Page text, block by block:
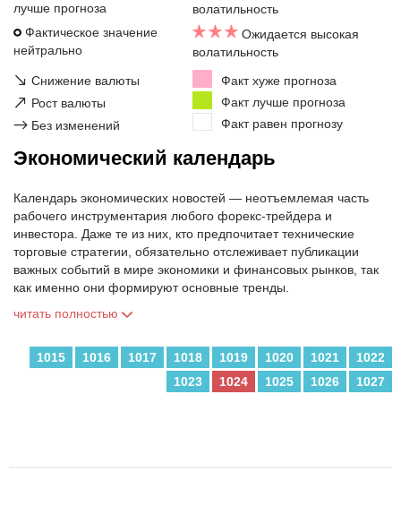
лучше прогноза
Фактическое значение
нейтрально
волатильность
Ожидается высокая
волатильность
↘ Снижение валюты
↗ Рост валюты
→ Без изменений
Факт хуже прогноза
Факт лучше прогноза
Факт равен прогнозу
Экономический календарь
Календарь экономических новостей — неотъемлемая часть
рабочего инструментария любого форекс-трейдера и
инвестора. Даже те из них, кто предпочитает технические
торговые стратегии, обязательно отслеживает публикации
важных событий в мире экономики и финансовых рынков, так
как именно они формируют основные тренды.
читать полностью
1015 1016 1017 1018 1019 1020 1021
1022
1023
1024 1025 1026 1027